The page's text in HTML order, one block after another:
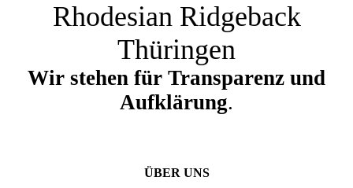
Rhodesian Ridgeback
Thüringen
Wir stehen für Transparenz und
Aufklärung.
ÜBER UNS